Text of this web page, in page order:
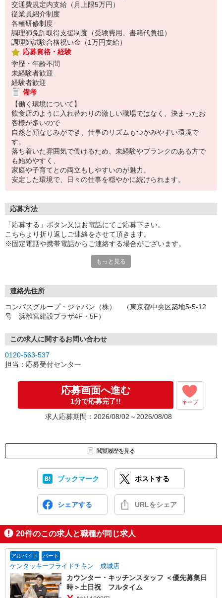
交通費規定内支給（月上限5万円）
従業員紹介制度
各種研修制度
調理師免許取得支援制度（受験費用、書籍代負担）
調理師試験合格祝い金（1万円支給）
応募資格・経験
学歴・年齢不問
未経験者歓迎
経験者歓迎
備考
【働く環境について】
飲食店のように入れ替わりの激しい職場ではなく、決まったお
客様が多いので
自然と顔なじみができ、仕事のリズムもつかみやすい環境で
す。
落ち着いた雰囲気で働けるため、未経験やブランクのある方で
も始めやすく、
家庭や子育てとの両立もしやすいのが魅力。
安定した環境で、日々の仕事を穏やかに続けられます。
応募方法
「応募する」ボタン又はお電話にてご応募下さい。
こちらより折り返しご連絡をさせて頂きます。
※固定電話や携帯電話からご連絡する場合がございます。
［2］携帯のショートメッセージ（SMS）に質問フォームをお送り
メッセージに従ってご質問にご回答頂き、ご都合の良い面接日
程をご選択ください♪
連絡させて頂きます。
↓
［3］面接実施。履歴書（写真貼付）をお持ちください。
面接では仕事内容や職場についてなど、気になることやご希望は
［4］ 採用決定のご連絡。勤務開始日もお気軽にご相談ください。
【電話受付】
もっと見る
連絡先住所
コンパスグループ・ジャパン（株） （東京都中央区築地5-5-12
号 浜離宮建設プラザ4F・5F）
この求人に関するお問い合わせ
0120-563-537
担当：応募受付センター
応募画面へ進む
1分で応募完了!! キープ
求人応募期間：2026/08/02～2026/08/08
閲覧履歴を見る
ブックマーク ポストする
シェアする URLをシェア
20件のこの求人と職種が同じ求人
アルバイト パート
ケンタッキーフライドチキン 成城店
カウンター・キッチンスタッフ ＜優先募集日
時＞土日祝 フルタイム